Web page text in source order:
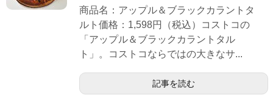
商品名：アップル＆ブラックカラントタ
ルト価格：1,598円（税込）コストコの
「アップル＆ブラックカラントタル
ト」。コストコならではの大きなサ...
記事を読む